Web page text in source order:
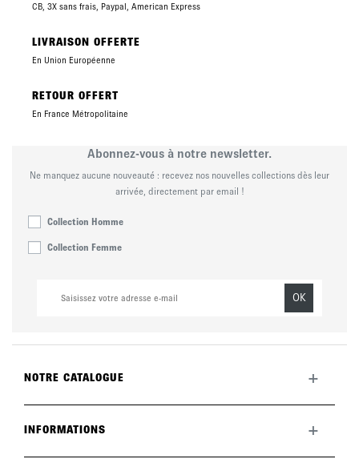
CB, 3X sans frais, Paypal, American Express
LIVRAISON OFFERTE
En Union Européenne
RETOUR OFFERT
En France Métropolitaine
Abonnez-vous à notre newsletter.
Ne manquez aucune nouveauté : recevez nos nouvelles collections dès leur
arrivée, directement par email !
Collection Homme
Collection Femme
OK
NOTRE CATALOGUE +
La marque
INFORMATIONS +